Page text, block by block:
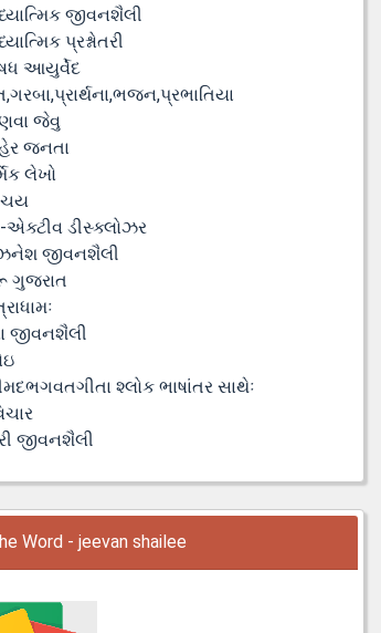
જીવનશૈલી
પ્રશ્નોતરી
આયુર્વેદ
જેવુ
જનતા
લેખો
એક્ટીવ ડીસ્‍ક્લોઝર
જીવનશૈલી
ગુજરાત
જીવનશૈલી
શ્લોક ભાષાંતર સાથેઃ
જીવનશૈલી
Word - jeevan shailee